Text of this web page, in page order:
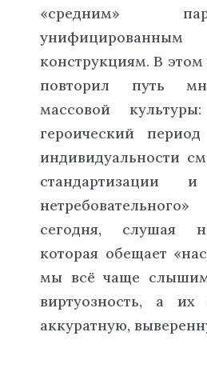
«средним»
конструкциям. В
повторил путь
массовой
героический
индивидуальности
стандартизации и
сегодня, слушая
которая обещает
мы всё чаще
виртуозность, а
аккуратную,